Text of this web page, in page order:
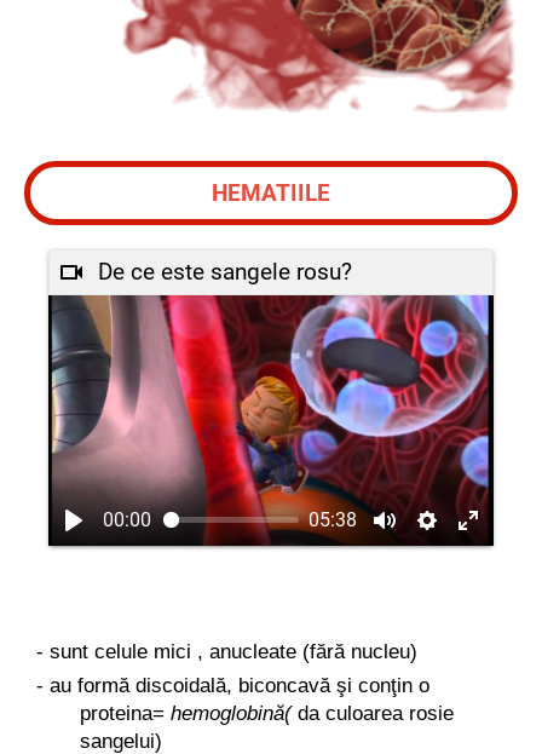
HEMATIILE
De ce este sangele rosu?
00:00 05:38
- sunt celule mici , anucleate (fără nucleu)
- au formă discoidală, biconcavă şi conţin o
proteina= hemoglobină( da culoarea rosie
sangelui)